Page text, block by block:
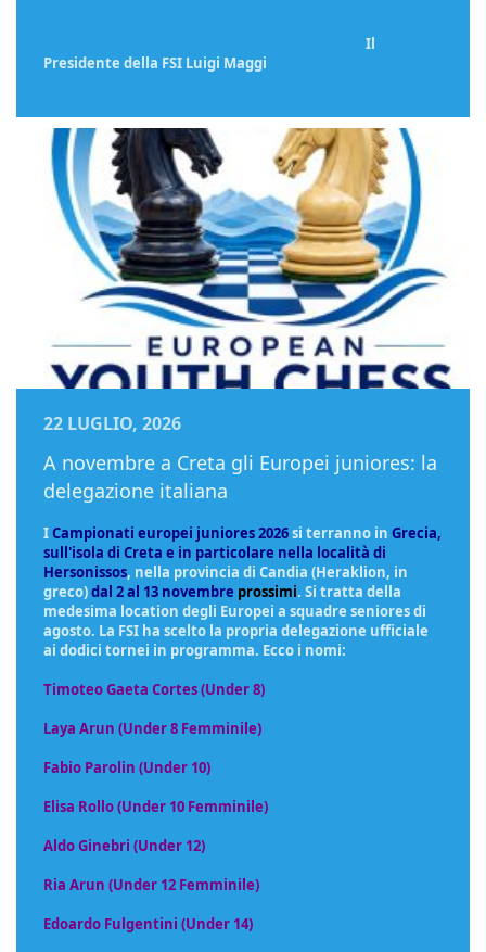
Il
Presidente della FSI Luigi Maggi
22 LUGLIO, 2026
A novembre a Creta gli Europei juniores: la
delegazione italiana
ICampionati europei juniores 2026si terranno in Grecia,
sull'isola di Creta e in particolare nella località di
Hersonissos, nella provincia di Candia (Heraklion, in
greco)dal 2 al 13 novembre prossimi. Si tratta della
medesima location degli Europei a squadre seniores di
agosto. La FSI ha scelto la propria delegazione ufficiale
ai dodici tornei in programma. Ecco i nomi:
Timoteo Gaeta Cortes (Under 8)
Laya Arun (Under 8 Femminile)
Fabio Parolin (Under 10)
Elisa Rollo (Under 10 Femminile)
Aldo Ginebri (Under 12)
Ria Arun (Under 12 Femminile)
Edoardo Fulgentini (Under 14)